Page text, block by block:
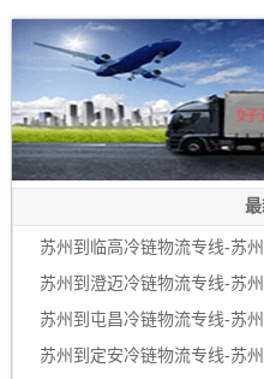
苏州到临高冷链物流专线-苏
苏州到澄迈冷链物流专线-苏
苏州到屯昌冷链物流专线-苏
苏州到定安冷链物流专线-苏